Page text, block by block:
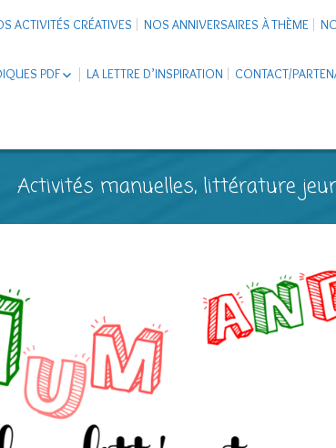
ACTIVITÉS CRÉATIVES NOS ANNIVERSAIRES À THÈME
PDF LA LETTRE D’INSPIRATION CONTACT/
Activités manuelles, littérature